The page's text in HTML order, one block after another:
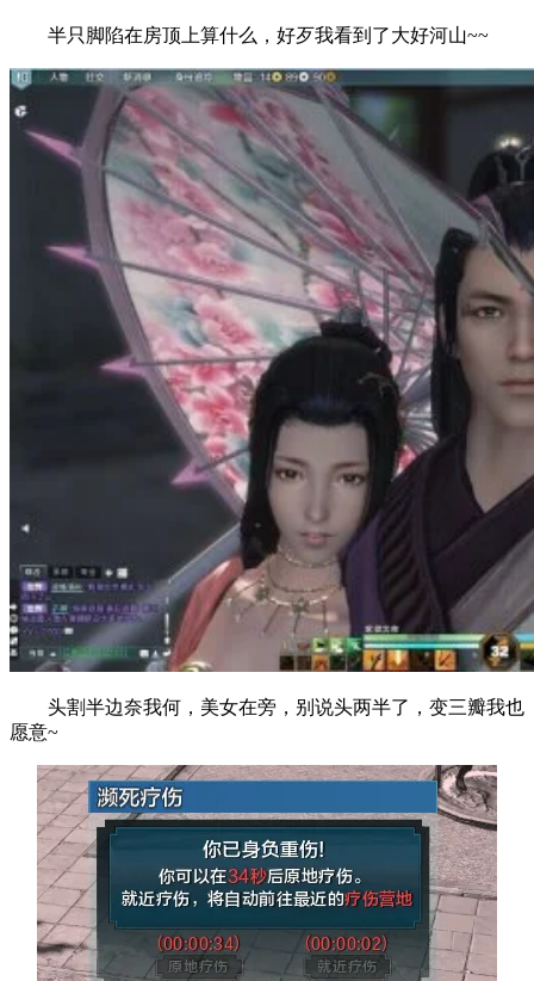
半只脚陷在房顶上算什么，好歹我看到了大好河山~~
头割半边奈我何，美女在旁，别说头两半了，变三瓣我也
愿意~